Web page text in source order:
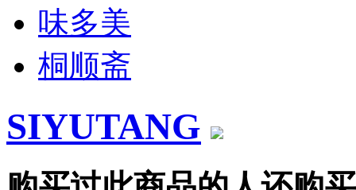
味多美
桐顺斋
SIYUTANG